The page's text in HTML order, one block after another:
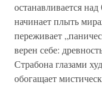
останавливается
начинает плыть
переживает
верен себе:
Страбона глазами
обогащает